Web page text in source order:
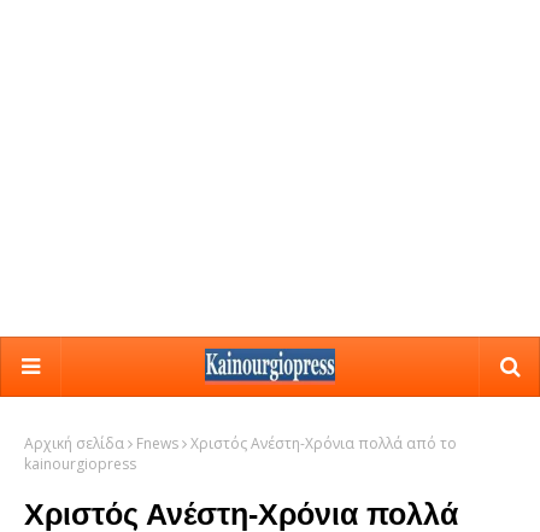
Αρχική σελίδα Fnews Χριστός Ανέστη-Χρόνια πολλά από το
kainourgiopress
Χριστός Ανέστη-Χρόνια πολλά